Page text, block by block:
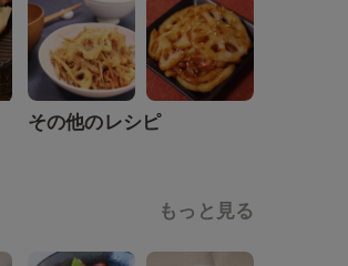
その他のレシピ
もっと見る